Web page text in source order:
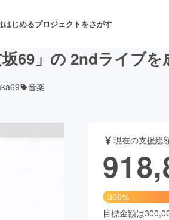
はじめるプロジェクトをさがす
舞台・パフォーマンス
69」の 2ndライブを
音楽
現在の支援総
306%
目標金額は